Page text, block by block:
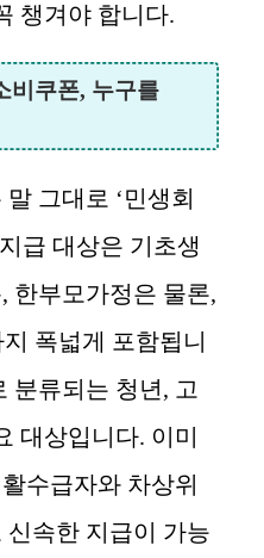
챙겨야 합니다.
비쿠폰, 누구를
그대로 ‘민생회
급 대상은 기초생
한부모가정은 물론,
폭넓게 포함됩니
분류되는 청년, 고
대상입니다. 이미
수급자와 차상위
속한 지급이 가능